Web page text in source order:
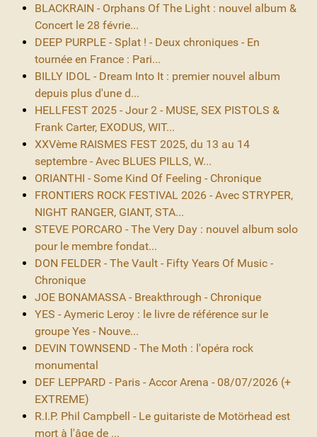
BLACKRAIN - Orphans Of The Light : nouvel album &
Concert le 28 févrie...
DEEP PURPLE - Splat ! - Deux chroniques - En
tournée en France : Pari...
BILLY IDOL - Dream Into It : premier nouvel album
depuis plus d'une d...
HELLFEST 2025 - Jour 2 - MUSE, SEX PISTOLS &
Frank Carter, EXODUS, WIT...
XXVème RAISMES FEST 2025, du 13 au 14
septembre - Avec BLUES PILLS, W...
ORIANTHI - Some Kind Of Feeling - Chronique
FRONTIERS ROCK FESTIVAL 2026 - Avec STRYPER,
NIGHT RANGER, GIANT, STA...
STEVE PORCARO - The Very Day : nouvel album solo
pour le membre fondat...
DON FELDER - The Vault - Fifty Years Of Music -
Chronique
JOE BONAMASSA - Breakthrough - Chronique
YES - Aymeric Leroy : le livre de référence sur le
groupe Yes - Nouve...
DEVIN TOWNSEND - The Moth : l'opéra rock
monumental
DEF LEPPARD - Paris - Accor Arena - 08/07/2026 (+
EXTREME)
R.I.P. Phil Campbell - Le guitariste de Motörhead est
mort à l'âge de ...